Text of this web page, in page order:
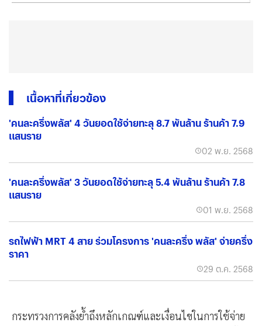
เนื้อหาที่เกี่ยวข้อง
'คนละครึ่งพลัส' 4 วันยอดใช้จ่ายทะลุ 8.7 พันล้าน ร้านค้า 7.9
แสนราย
02 พ.ย. 2568
'คนละครึ่งพลัส' 3 วันยอดใช้จ่ายทะลุ 5.4 พันล้าน ร้านค้า 7.8
แสนราย
01 พ.ย. 2568
รถไฟฟ้า MRT 4 สาย ร่วมโครงการ 'คนละครึ่ง พลัส' จ่ายครึ่ง
ราคา
29 ต.ค. 2568
กระทรวงการคลังย้ำถึงหลักเกณฑ์และเงื่อนไขในการใช้จ่าย